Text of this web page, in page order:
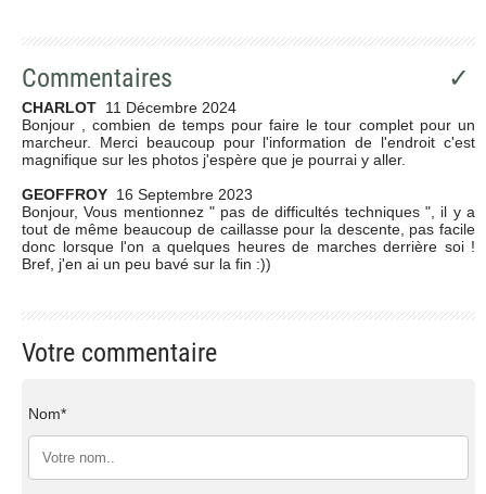
Commentaires ✓
CHARLOT 11 Décembre 2024
Bonjour , combien de temps pour faire le tour complet pour un
marcheur. Merci beaucoup pour l'information de l'endroit c'est
magnifique sur les photos j'espère que je pourrai y aller.
GEOFFROY 16 Septembre 2023
Bonjour, Vous mentionnez " pas de difficultés techniques ", il y a
tout de même beaucoup de caillasse pour la descente, pas facile
donc lorsque l'on a quelques heures de marches derrière soi !
Bref, j'en ai un peu bavé sur la fin :))
Votre commentaire
Nom*